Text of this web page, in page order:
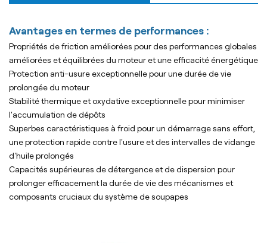
Avantages en termes de performances :
Propriétés de friction améliorées pour des performances globales
améliorées et équilibrées du moteur et une efficacité énergétique
Protection anti-usure exceptionnelle pour une durée de vie
prolongée du moteur
Stabilité thermique et oxydative exceptionnelle pour minimiser
l'accumulation de dépôts
Superbes caractéristiques à froid pour un démarrage sans effort,
une protection rapide contre l'usure et des intervalles de vidange
d'huile prolongés
Capacités supérieures de détergence et de dispersion pour
prolonger efficacement la durée de vie des mécanismes et
composants cruciaux du système de soupapes